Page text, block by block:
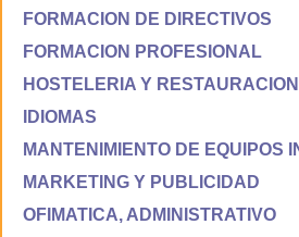
FORMACION DE DIRECTIVOS
FORMACION PROFESIONAL
HOSTELERIA Y RESTAURACION
IDIOMAS
MANTENIMIENTO DE EQUIPOS
MARKETING Y PUBLICIDAD
OFIMATICA, ADMINISTRATIVO